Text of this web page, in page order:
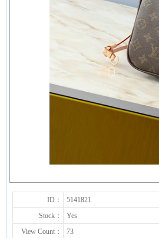
ID： 5141821
Stock：
Yes
View Count：
73